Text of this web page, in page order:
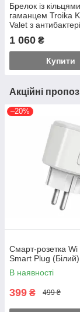
Брелок із
гаманцем Troika
Valet з
1 060 ₴
Купити
Акційні
–20%
Смарт-розетка
Smart Plug (Білий)
В наявності
399 ₴ 499 ₴